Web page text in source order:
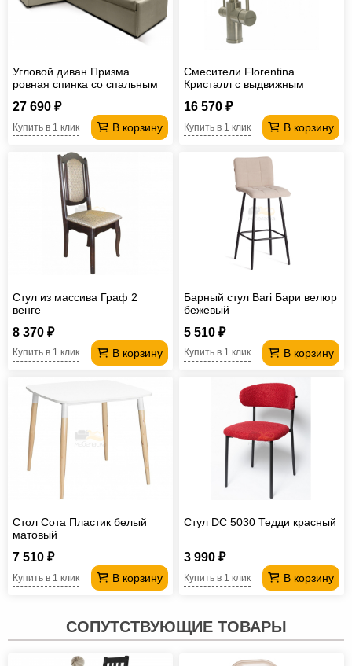
Угловой диван Призма
ровная спинка со спальным
27 690 ₽
В корзину
Купить в 1 клик
Смесители Florentina
Кристалл с выдвижным
16 570 ₽
В корзину
Купить в 1 клик
Стул из массива Граф 2
венге
8 370 ₽
В корзину
Купить в 1 клик
Барный стул Bari Бари велюр
бежевый
5 510 ₽
В корзину
Купить в 1 клик
Стол Сота Пластик белый
матовый
7 510 ₽
В корзину
Купить в 1 клик
Стул DC 5030 Тедди красный
3 990 ₽
В корзину
Купить в 1 клик
СОПУТСТВУЮЩИЕ ТОВАРЫ